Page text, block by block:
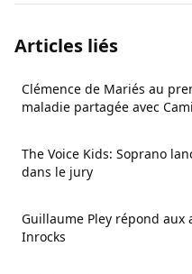
Articles liés
Clémence de Mariés au
maladie partagée avec
The Voice Kids: Soprano
dans le jury
Guillaume Pley répond aux
Inrocks